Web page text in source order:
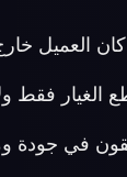
كان العميل
الغيار فقط
في جودة